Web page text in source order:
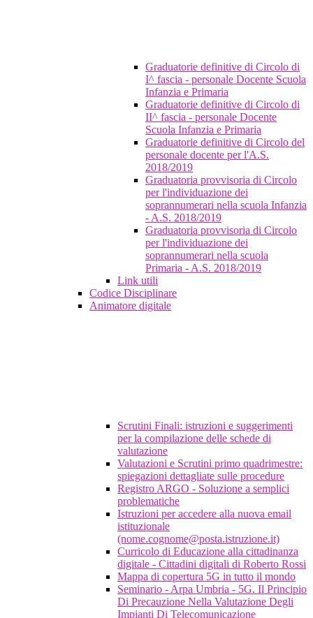
Graduatorie definitive di Circolo di
I^ fascia - personale Docente Scuola
Infanzia e Primaria
Graduatorie definitive di Circolo di
II^ fascia - personale Docente
Scuola Infanzia e Primaria
Graduatorie definitive di Circolo del
personale docente per l'A.S.
2018/2019
Graduatoria provvisoria di Circolo
per l'individuazione dei
soprannumerari nella scuola Infanzia
- A.S. 2018/2019
Graduatoria provvisoria di Circolo
per l'individuazione dei
soprannumerari nella scuola
Primaria - A.S. 2018/2019
Link utili
Codice Disciplinare
Animatore digitale
Scrutini Finali: istruzioni e suggerimenti
per la compilazione delle schede di
valutazione
Valutazioni e Scrutini primo quadrimestre:
spiegazioni dettagliate sulle procedure
Registro ARGO - Soluzione a semplici
problematiche
Istruzioni per accedere alla nuova email
istituzionale
(nome.cognome@posta.istruzione.it)
Curricolo di Educazione alla cittadinanza
digitale - Cittadini digitali di Roberto Rossi
Mappa di copertura 5G in tutto il mondo
Seminario - Arpa Umbria - 5G. Il Principio
Di Precauzione Nella Valutazione Degli
Impianti Di Telecomunicazione